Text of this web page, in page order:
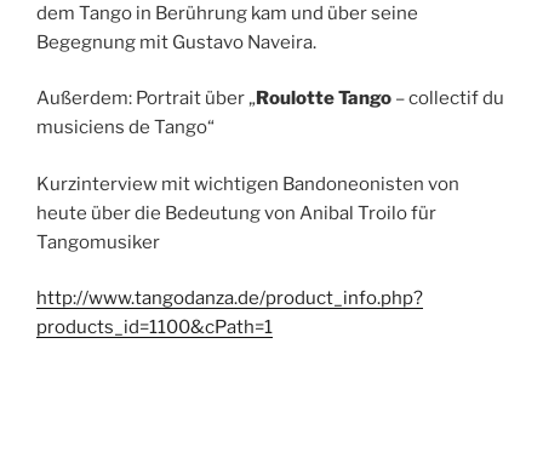
dem Tango in Berührung kam und über seine
Begegnung mit Gustavo Naveira.
Außerdem: Portrait über „Roulotte Tango – collectif du
musiciens de Tango“
Kurzinterview mit wichtigen Bandoneonisten von
heute über die Bedeutung von Anibal Troilo für
Tangomusiker
http://www.tangodanza.de/product_info.php?
products_id=1100&cPath=1